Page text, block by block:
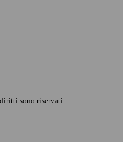
sono riservati